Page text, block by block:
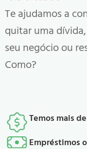
Te ajudamos a
quitar uma
seu negócio ou
Como?
Temos mais
Empréstimos